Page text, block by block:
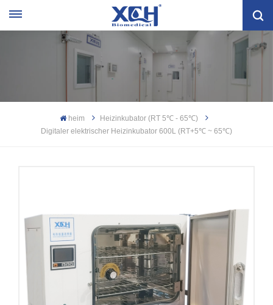
heim
Heizinkubator (RT 5℃ - 65℃)
Digitaler elektrischer Heizinkubator 600L (RT+5℃ ~ 65℃)